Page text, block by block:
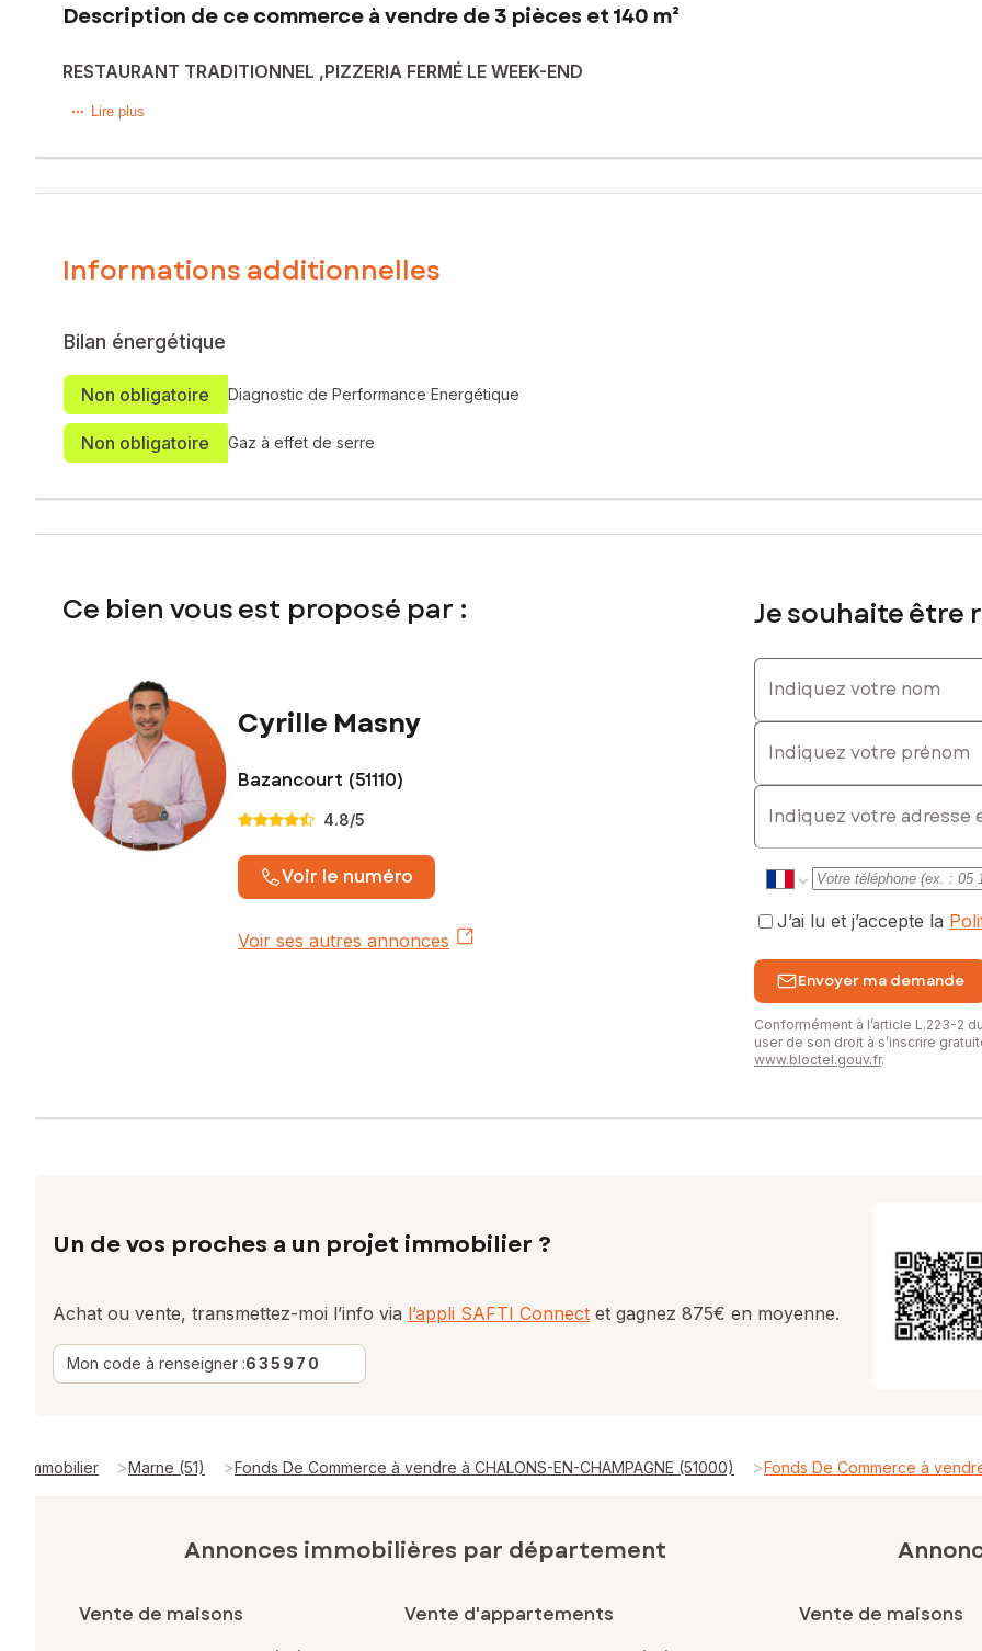
Description de ce commerce à vendre de 3 pièces et 140 m²
RESTAURANT TRADITIONNEL ,PIZZERIA FERMÉ LE WEEK-END
Restaurant dans belle zone commerciale dynamique de Chalons en Champagne, supermarché, entreprises, lycée etc...
Équipe de travail stable et opérationnelle
Cet établissement tenu et que je connais de A à Z depuis plus de 20 ans a été refait entièrement tendance il y a 6 ans(
Prix de cession honoraires d’agence HT inclus : 187 000 €
Prix de cession hors honoraires d’agence : 174 500 €
Honoraires d'agence charge acquéreur : 12 500 € HT + 2 500 € TVA, soit 15 000 € TTC
Contactez votre conseiller SAFTI : Cyrille MASNY, Tél. : 06 14 71 15 79, E-mail : cyrille.masny@safti.fr - EI - Agent commercial
Lire plus
Informations additionnelles
Bilan énergétique
Non obligatoire Diagnostic de Performance Energétique
Non obligatoire Gaz à effet de serre
Ce bien vous est proposé par :
Cyrille Masny
Bazancourt (51110)
4.8/5
Voir le numéro
Voir ses autres annonces
Je souhaite être
Indiquez votre nom
Indiquez votre prénom
E-mail
J’ai lu et j’accepte la
Envoyer ma demande
Conformément à l’article L.223-2
user de son droit à s’inscrire
www.bloctel.gouv.fr.
Un de vos proches a un projet immobilier ?
Achat ou vente, transmettez-moi l’info via l’appli SAFTI Connect et gagnez 875€ en moyenne.
Mon code à renseigner :635970
Immobilier >Marne (51) >Fonds De Commerce à vendre à CHALONS-EN-CHAMPAGNE (51000) >Fonds De Commerce à
Annonces immobilières par département
Vente de maisons Vente d'appartements Vente de maisons